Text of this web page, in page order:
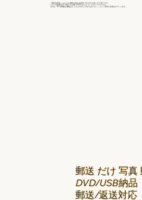
郵送 だけ 写真
DVD/USB納品
郵送/返送対応
「最新の技術」というと値段の高さを危惧 される方も多いかと思います。
しかし写真復活STUDIO では1枚 990円 からととってもリーズナブル。
これは「AI の素敵な機能をたくさんの方と 分かち合いたい」という理念が反映されて います。